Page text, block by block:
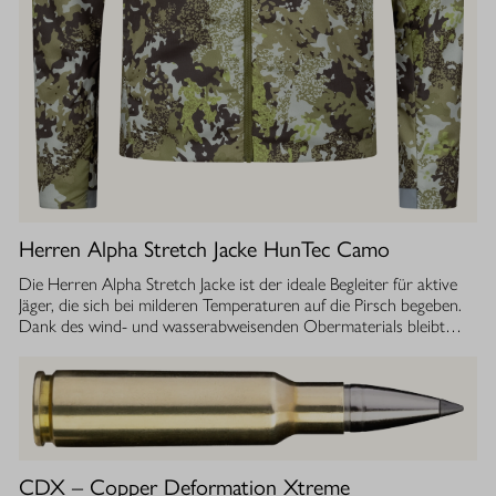
Herren Alpha Stretch Jacke HunTec Camo
Die Herren Alpha Stretch Jacke ist der ideale Begleiter für aktive
Jäger, die sich bei milderen Temperaturen auf die Pirsch begeben.
Dank des wind- und wasserabweisenden Obermaterials bleibt
leicht und dehnbar ist. Die geräuscharme Verarbeitung sorgt
dafür, dass Sie sich unbemerkt fortbewegen können. Die
luftdurchlässige Isolierung ermöglicht einen optimalen
Feuchtigkeitstransport, sodass Sie auch bei anstrengenden
Aktivitäten stets ein angenehmes Tragegefühl haben. Ob im
CDX – Copper Deformation Xtreme